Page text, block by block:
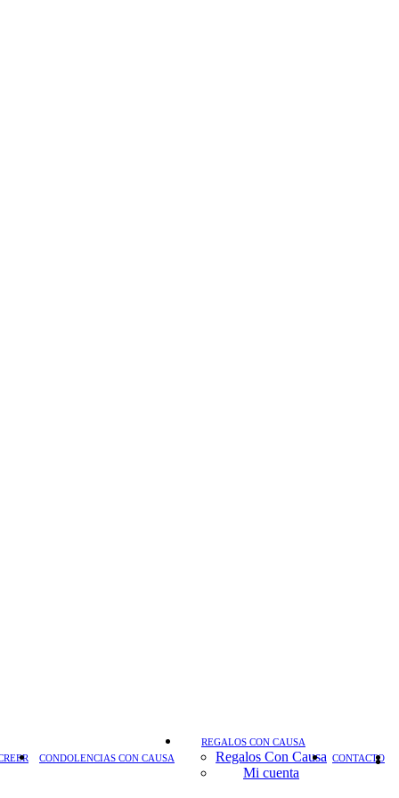
CONDOLENCIAS CON CAUSA
REGALOS CON CAUSA
Regalos Con Causa
Mi cuenta
CONTACTO